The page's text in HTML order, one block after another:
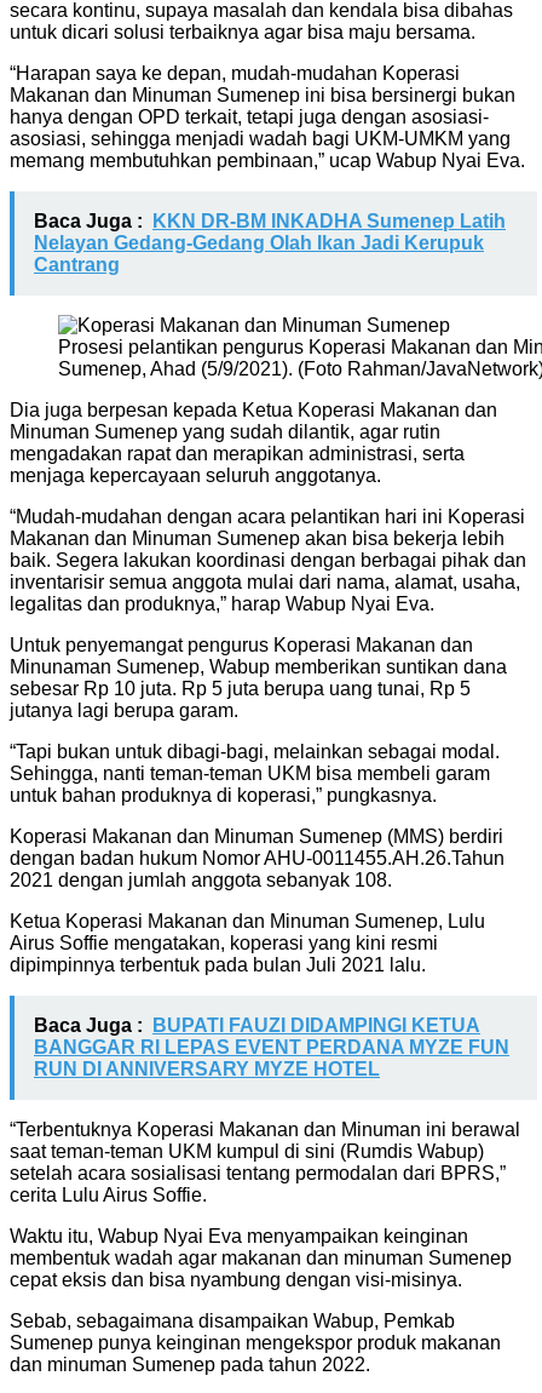
secara kontinu, supaya masalah dan kendala bisa dibahas
untuk dicari solusi terbaiknya agar bisa maju bersama.
“Harapan saya ke depan, mudah-mudahan Koperasi
Makanan dan Minuman Sumenep ini bisa bersinergi bukan
hanya dengan OPD terkait, tetapi juga dengan asosiasi-
asosiasi, sehingga menjadi wadah bagi UKM-UMKM yang
memang membutuhkan pembinaan,” ucap Wabup Nyai Eva.
Baca Juga :
KKN DR-BM INKADHA Sumenep Latih
Nelayan Gedang-Gedang Olah Ikan Jadi Kerupuk
Cantrang
Prosesi pelantikan pengurus Koperasi Makanan dan
Sumenep, Ahad (5/9/2021). (Foto Rahman/
Dia juga berpesan kepada Ketua Koperasi Makanan dan
Minuman Sumenep yang sudah dilantik, agar rutin
mengadakan rapat dan merapikan administrasi, serta
menjaga kepercayaan seluruh anggotanya.
“Mudah-mudahan dengan acara pelantikan hari ini Koperasi
Makanan dan Minuman Sumenep akan bisa bekerja lebih
baik. Segera lakukan koordinasi dengan berbagai pihak dan
inventarisir semua anggota mulai dari nama, alamat, usaha,
legalitas dan produknya,” harap Wabup Nyai Eva.
Untuk penyemangat pengurus Koperasi Makanan dan
Minunaman Sumenep, Wabup memberikan suntikan dana
sebesar Rp 10 juta. Rp 5 juta berupa uang tunai, Rp 5
jutanya lagi berupa garam.
“Tapi bukan untuk dibagi-bagi, melainkan sebagai modal.
Sehingga, nanti teman-teman UKM bisa membeli garam
untuk bahan produknya di koperasi,” pungkasnya.
Koperasi Makanan dan Minuman Sumenep (MMS) berdiri
dengan badan hukum Nomor AHU-0011455.AH.26.Tahun
2021 dengan jumlah anggota sebanyak 108.
Ketua Koperasi Makanan dan Minuman Sumenep, Lulu
Airus Soffie mengatakan, koperasi yang kini resmi
dipimpinnya terbentuk pada bulan Juli 2021 lalu.
Baca Juga :
BUPATI FAUZI DIDAMPINGI KETUA
BANGGAR RI LEPAS EVENT PERDANA MYZE FUN
RUN DI ANNIVERSARY MYZE HOTEL
“Terbentuknya Koperasi Makanan dan Minuman ini berawal
saat teman-teman UKM kumpul di sini (Rumdis Wabup)
setelah acara sosialisasi tentang permodalan dari BPRS,”
cerita Lulu Airus Soffie.
Waktu itu, Wabup Nyai Eva menyampaikan keinginan
membentuk wadah agar makanan dan minuman Sumenep
cepat eksis dan bisa nyambung dengan visi-misinya.
Sebab, sebagaimana disampaikan Wabup, Pemkab
Sumenep punya keinginan mengekspor produk makanan
dan minuman Sumenep pada tahun 2022.